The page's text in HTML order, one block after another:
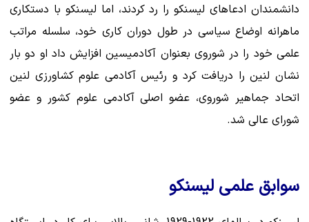
دانشمندان ادعاهای لیسنکو را رد کردند، اما لیسنکو با دستکاری
ماهرانه اوضاع سیاسی در طول دوران کاری خود، سلسله مراتب
علمی خود را در شوروی بعنوان آکادمیسین افزایش داد او دو بار
نشان لنین را دریافت کرد و رئیس آکادمی علوم کشاورزی لنین
اتحاد جماهیر شوروی، عضو اصلی آکادمی علوم کشور و عضو
شورای عالی شد.
سوابق علمی لیسنکو